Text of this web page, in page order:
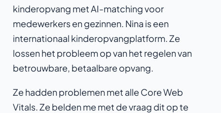
kinderopvang met AI-matching voor
medewerkers en gezinnen. Nina is een
internationaal kinderopvangplatform. Ze
lossen het probleem op van het regelen van
betrouwbare, betaalbare opvang.
Ze hadden problemen met alle Core Web
Vitals. Ze belden me met de vraag dit op te